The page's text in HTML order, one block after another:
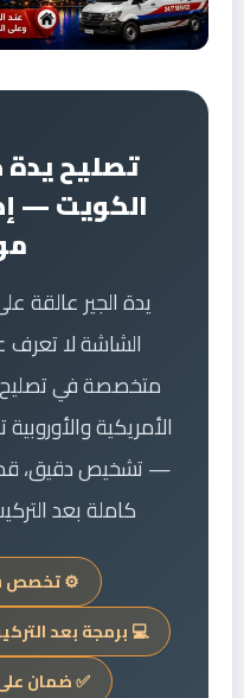
تصليح
الكويت —
الشاشة لا تعرف
متخصصة في تصليح
الأمريكية
— تشخيص دقيق،
كاملة بعد التركيب،
⚙️ تخصص
💻 برمجة بعد
✅ ضمان